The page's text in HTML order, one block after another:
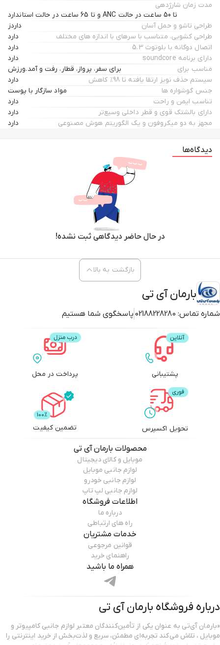
مدت زمان شارژدهی
تا 50 ساعت در حالت ANC و تا 65 ساعت در حالت استاندارد
طراحی تاشو و حمل آسان
داردز
طراحی کشویی، متناسب با سرهای با اندازه های مختلف
دارد
اتصال دوگانه با بلوتوث 5.3
دارد
دارای برنامه soundcore
دارد
مناسب برای
برای سفر، پرواز، قطار، رفت و آمد.ورزش
سیستم حذف نویز ارتقا یافته تا 98٪ کاهش
دارد
جنس گوشواره ها
مواد سازگار با پوست
تناسب ایمن و راحت
دارد
دارای بالشتک قوی و قطر داخلی وسیع‌تر
دارد
مجهز به دو میکروفون و یک الگوریتم هوش مصنوعی
دارد
دیدگاه‌ها
در حال حاضر دیدگاهی ثبت نشده!
بارمان آی تی
شماره تماس: 02188228280 پاسخگوی شما هستیم
بازگشت به بالا
پشتیبانی پرداخت در محل
تحویل اکسپرس تضمین کیفیت
محصولات بارمان آی تی
موبایل و کالای دیجیتال
لوازم جانبی موبایل
لوازم جانبی خودرو
لوازم جانبی لپ تاپ
اطلاعات فروشگاه
درباره ما
راه های ارتباطی
خدمات مشتریان
قوانین مرجوعی
راهنمای خرید
همراه ما باشید
درباره فروشگاه بارمان آی تی
«بارمان آی‌تی به عنوان یکی از تأمین‌کنندگان معتبر لوازم جانبی کامپیوتر و
موبایل ، تلاش می‌کند تجربه‌ای مطمئن، سریع و لذت‌بخش از خرید اینترنتی را